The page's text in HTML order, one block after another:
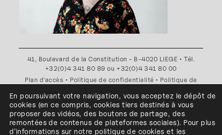
41, Boulevard de la Constitution - B-4020 LIEGE • Tél.
+32(0)4 341 80 89 ou +32(0)4 341 80 00
Plan d'accès • Politique de confidentialité • Politique de
l'ESA Saint-Luc Liège est membre du
En poursuivant votre navigation, vous acceptez le dépôt de
cookies (en ce compris, cookiestiers destinés à vous
proposer des vidéos, des boutons de partage, des
remontées de contenus de plateformes sociales). Pour plus
d’informations sur notre politique de cookies et les